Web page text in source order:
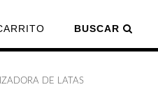
BUSCAR
DE LATAS